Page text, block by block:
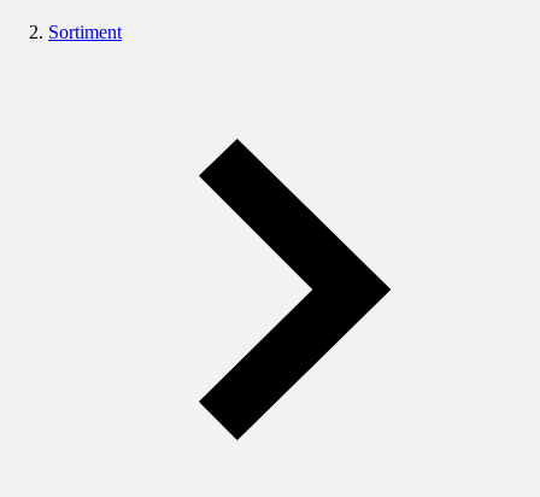
Sortiment